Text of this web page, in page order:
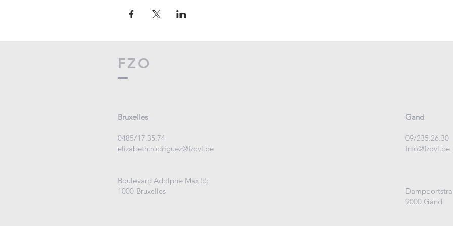
FZO
Bruxelles
0485/17.35.74
elizabeth.rodriguez@fzovl.be
Boulevard Adolphe Max 55
1000 Bruxelles
Gand
09/235.26.30
Info@fzovl.be
9000 Gand